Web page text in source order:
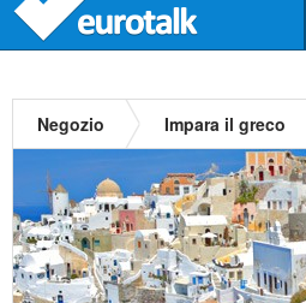
Negozio Impara il greco